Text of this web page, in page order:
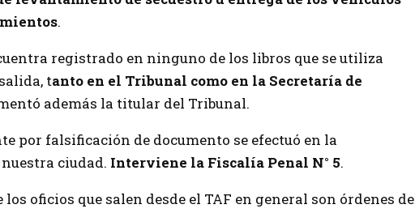
.
registrado en ninguno de los libros que se utiliza
tanto en el Tribunal como en la Secretaría de
además la titular del Tribunal.
por falsificación de documento se efectuó en la
ciudad. Interviene la Fiscalía Penal N° 5.
oficios que salen desde el TAF en general son órdenes de